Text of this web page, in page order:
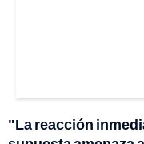
"La reacción